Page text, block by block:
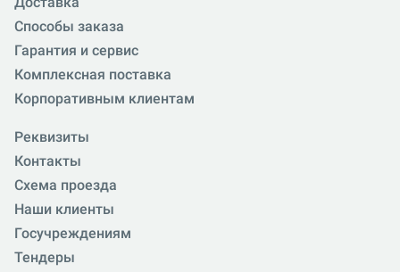
Способы заказа
Гарантия и сервис
Комплексная поставка
Корпоративным клиентам
Реквизиты
Контакты
Схема проезда
Наши клиенты
Госучреждениям
Тендеры